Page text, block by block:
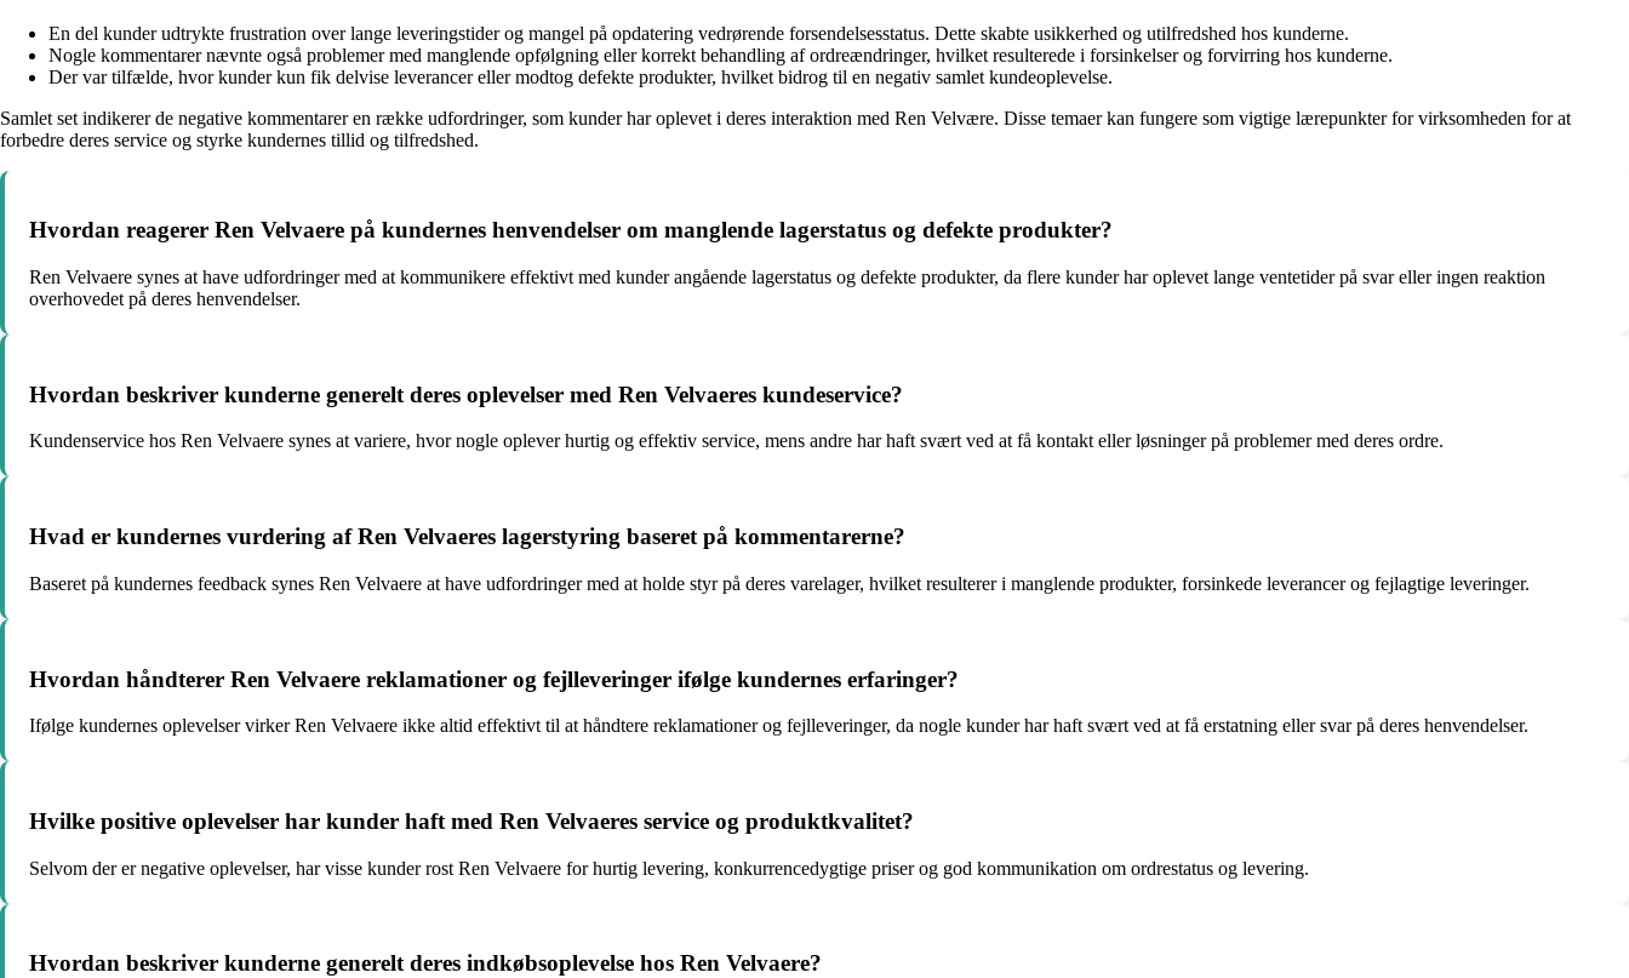
En del kunder udtrykte frustration over lange leveringstider og mangel på opdatering vedrørende forsendelsesstatus. Dette skabte usikkerhed og utilfredshed hos kunderne.
Nogle kommentarer nævnte også problemer med manglende opfølgning eller korrekt behandling af ordreændringer, hvilket resulterede i forsinkelser og forvirring hos kunderne.
Der var tilfælde, hvor kunder kun fik delvise leverancer eller modtog defekte produkter, hvilket bidrog til en negativ samlet kundeoplevelse.
Samlet set indikerer de negative kommentarer en række udfordringer, som kunder har oplevet i deres interaktion med Ren Velvære. Disse temaer kan fungere som vigtige lærepunkter for virksomheden for at
forbedre deres service og styrke kundernes tillid og tilfredshed.
Hvordan reagerer Ren Velvaere på kundernes henvendelser om manglende lagerstatus og defekte produkter?
Ren Velvaere synes at have udfordringer med at kommunikere effektivt med kunder angående lagerstatus og defekte produkter, da flere kunder har oplevet lange ventetider på svar eller ingen reaktion
overhovedet på deres henvendelser.
Hvordan beskriver kunderne generelt deres oplevelser med Ren Velvaeres kundeservice?
Kundenservice hos Ren Velvaere synes at variere, hvor nogle oplever hurtig og effektiv service, mens andre har haft svært ved at få kontakt eller løsninger på problemer med deres ordre.
Hvad er kundernes vurdering af Ren Velvaeres lagerstyring baseret på kommentarerne?
Baseret på kundernes feedback synes Ren Velvaere at have udfordringer med at holde styr på deres varelager, hvilket resulterer i manglende produkter, forsinkede leverancer og fejlagtige leveringer.
Hvordan håndterer Ren Velvaere reklamationer og fejlleveringer ifølge kundernes erfaringer?
Ifølge kundernes oplevelser virker Ren Velvaere ikke altid effektivt til at håndtere reklamationer og fejlleveringer, da nogle kunder har haft svært ved at få erstatning eller svar på deres henvendelser.
Hvilke positive oplevelser har kunder haft med Ren Velvaeres service og produktkvalitet?
Selvom der er negative oplevelser, har visse kunder rost Ren Velvaere for hurtig levering, konkurrencedygtige priser og god kommunikation om ordrestatus og levering.
Hvordan beskriver kunderne generelt deres indkøbsoplevelse hos Ren Velvaere?